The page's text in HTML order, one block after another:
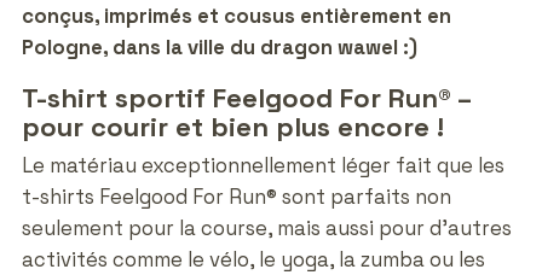
conçus, imprimés et cousus entièrement en
Pologne, dans la ville du dragon wawel :)
T-shirt sportif Feelgood For Run® –
pour courir et bien plus encore !
Le matériau exceptionnellement léger fait que les
t-shirts Feelgood For Run® sont parfaits non
seulement pour la course, mais aussi pour d'autres
activités comme le vélo, le yoga, la zumba ou les